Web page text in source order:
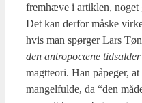
frem­hæ­ve i artik­len, noget
Det kan der­for måske
hvis man spør­ger Lars
den antro­po­cæ­ne tidsal­der
magt­te­o­ri. Han påpe­ger,
man­gel­ful­de, da “den